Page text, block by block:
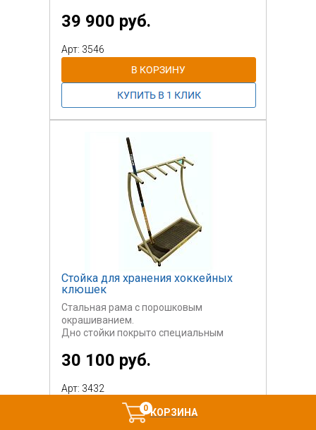
0КОРЗИНА
39 900 руб.
Арт: 3546
Стойка для хранения хоккейных
клюшек
Стальная рама с порошковым
окрашиванием.
Дно стойки покрыто специальным
для сохранения пера клюшки.
Возможно изготовление в разборном
(фото
2) и неразборном (фото 1) виде.
30 100 руб.
Арт: 3432